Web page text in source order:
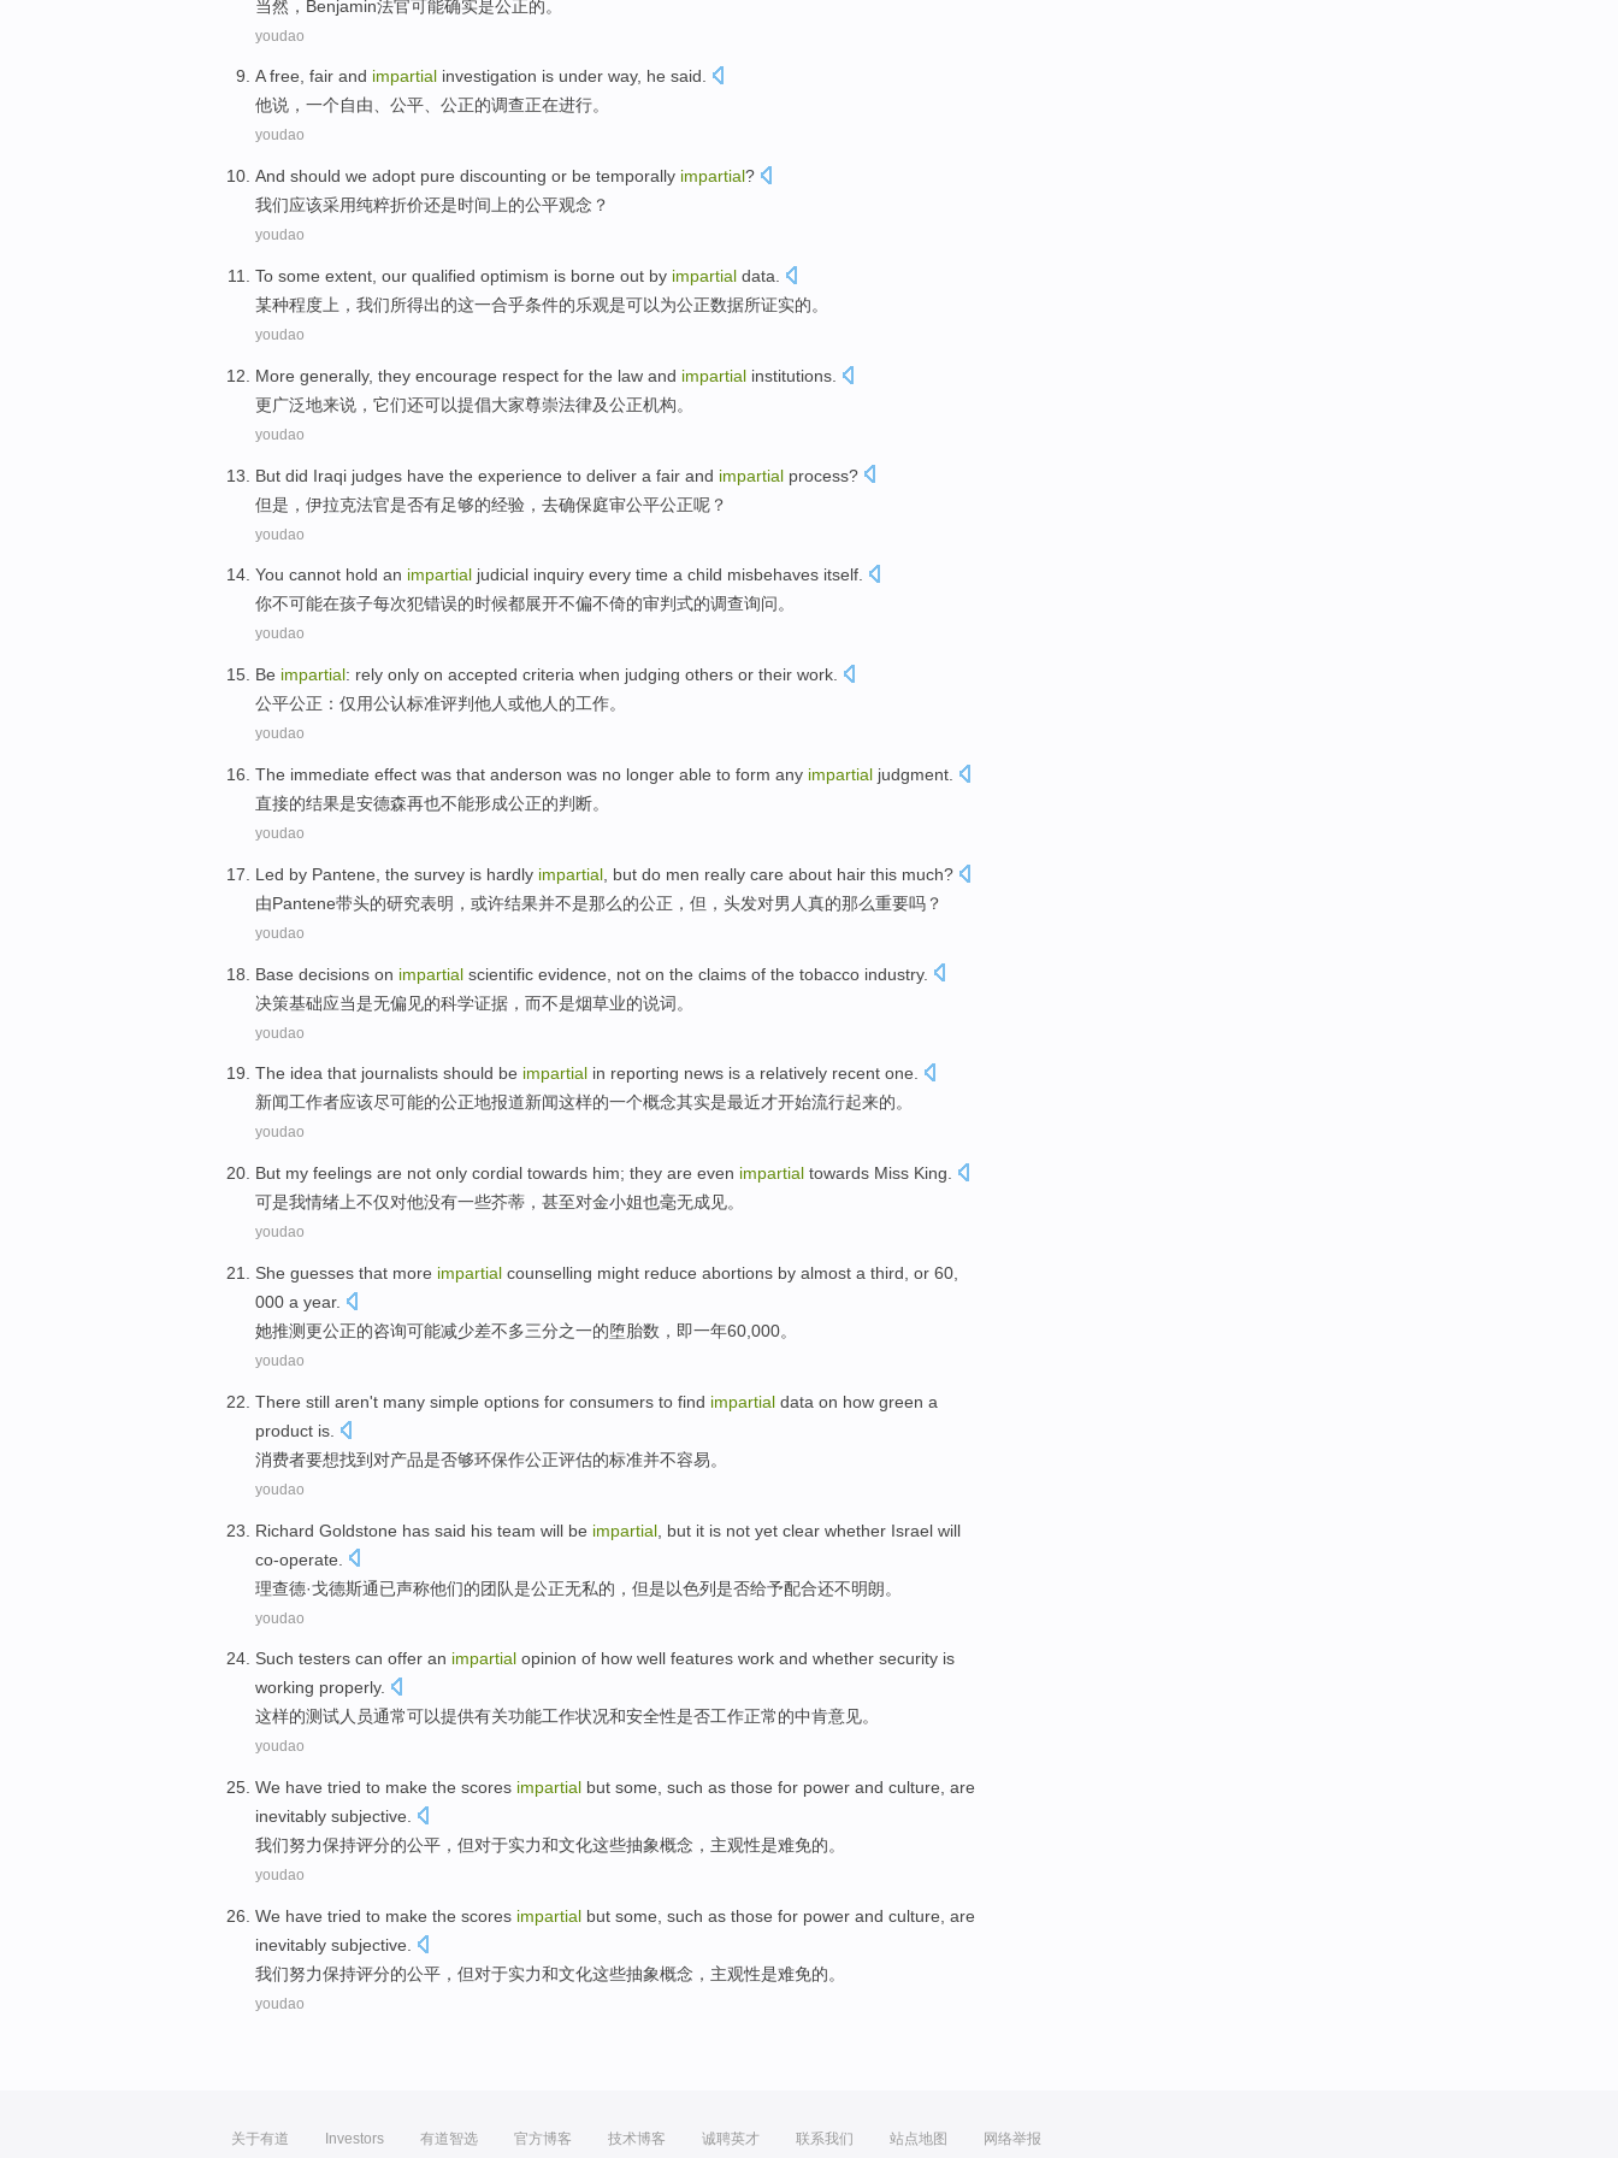
当然 ， Benjamin法官可能确实是公正的。
youdao
A free, fair and impartial investigation is under way, he said.
他说 ， 一个自由、 公平、 公正的调查正在进行。
youdao
And should we adopt pure discounting or be temporally impartial?
我们应该采用纯粹折价还是时间上的公平观念 ？
youdao
To some extent our qualified optimism is borne out by impartial data
某种程度上 ， 我们所得出的这一合乎条件的乐观是可以为公正数据所证实的。
youdao
More generally, they encourage respect for the law and impartial institutions
更广泛地来说 ， 它们还可以提倡大家尊崇法律及公正机构。
youdao
But did Iraqi judges have the experience to deliver a fair and impartial process?
但是 ， 伊拉克法官是否有足够的经验 ， 去确保庭审公平公正呢？
youdao
You cannot hold an impartial judicial inquiry every time a child misbehaves itself.
你不可能在孩子每次犯错误的时候都展开不偏不倚的审判式的调查询问。
youdao
Be impartial: rely only on accepted criteria when judging others or their work
公平公正： 仅 用公认标准评判他人或他人的工作。
youdao
The immediate effect was that anderson was no longer able to form any impartial judgment
直接的结果是安德森再也不能形成公正的判断。
youdao
Led by Pantene the survey is hardly impartial but do men really care about hair this much?
由Pantene带头的研究表明，或许结果并不是那么的公正 ， 但 ， 头发对男人真的那么重要吗？
youdao
Base decisions on impartial scientific evidence not on the claims of the tobacco industry.
决策基础应当是无偏见的科学证据 ， 而不是烟草业的说词。
youdao
The idea that journalists should be impartial in reporting news is a relatively recent one.
新闻工作者应该尽可能的公正地报道新闻这样的一个概念其实是最近才开始流行起来的。
youdao
But my feelings are not only cordial towards him; they are even impartial towards Miss King
可是我情绪 上不仅对他没有一些芥蒂 ，甚至对金小姐也毫无成见。
youdao
She guesses that more impartial counselling might reduce abortions by almost a third or 60,
000 a year.
她推测更公正的咨询可能减少差不多三分之一的堕胎数 ， 即一年60,000。
youdao
There still aren't many simple options for consumers to find impartial data on how green a
product is.
消费者要想找到对产品是否够环保作公正评估的标准并不容易。
youdao
Richard Goldstone has said his team will be impartial but it is not yet clear whether Israel will
co-operate
理查德·戈德斯通已声称他们的团队是公正无私的， 但是以色列是否给予配合还不明朗。
youdao
Such testers can offer an impartial opinion of how well features work and whether security is
working properly.
这样的测试人员通常可以提供有关功能工作状况和安全性是否工作正常的中肯意见。
youdao
We have tried to make the scores impartial but some, such as those for power and culture are
inevitably subjective
我们努力保持评分的公平 ， 但对于实力和文化这些抽象概念， 主观性是难免的。
youdao
We have tried to make the scores impartial but some, such as those for power and culture are
inevitably subjective
我们努力保持评分的公平 ， 但对于实力和文化这些抽象概念， 主观性是难免的。
youdao
关于有道 Investors 有道智选 官方博客 技术博客 诚聘英才 联系我们 站点地图 网络举报